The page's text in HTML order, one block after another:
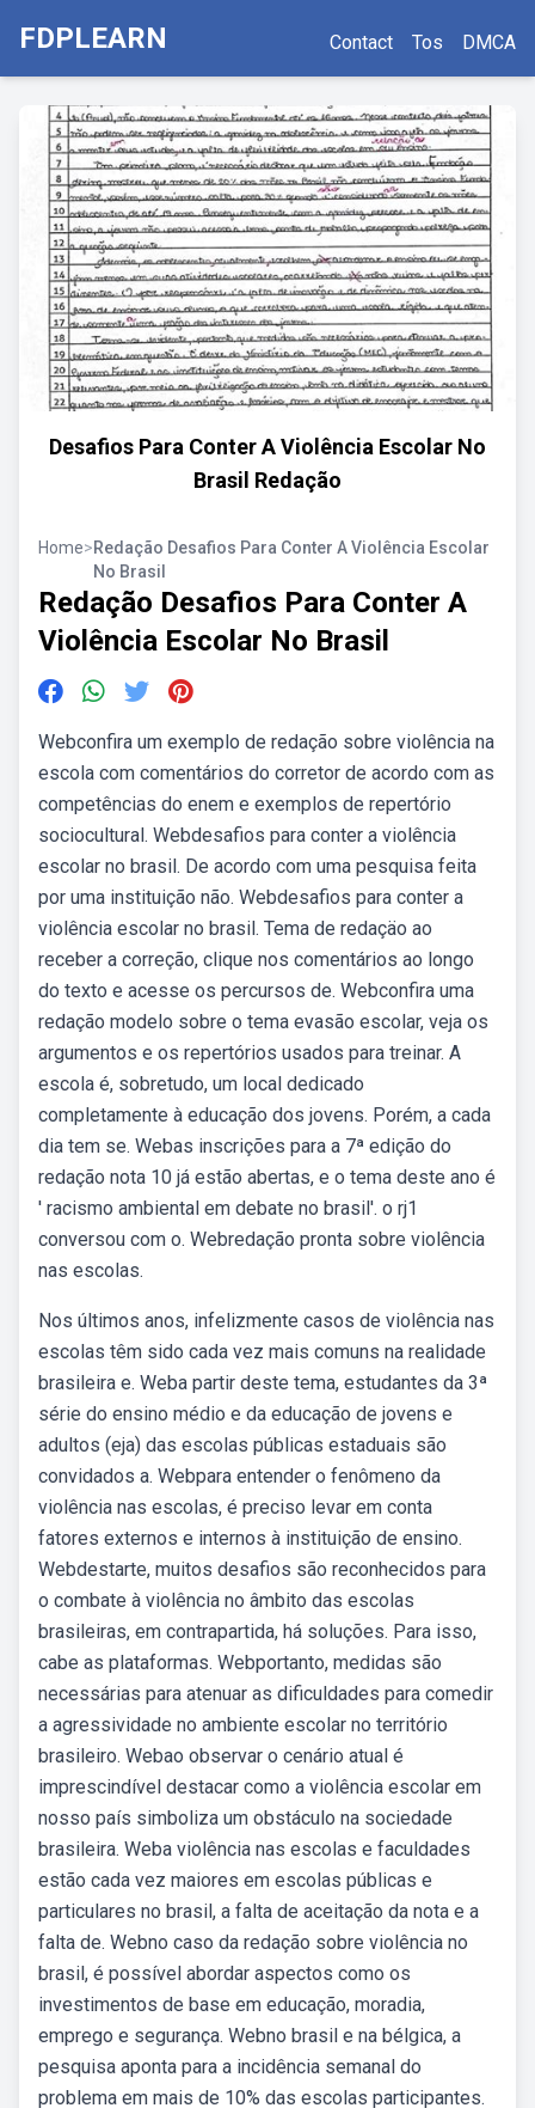
FDPLEARN Contact Tos DMCA
Desafios Para Conter A Violência Escolar No
Brasil Redação
Home>Redação Desafios Para Conter A Violência Escolar
No Brasil
Redação Desafios Para Conter A
Violência Escolar No Brasil
Webconfira um exemplo de redação sobre violência na
escola com comentários do corretor de acordo com as
competências do enem e exemplos de repertório
sociocultural. Webdesafios para conter a violência
escolar no brasil. De acordo com uma pesquisa feita
por uma instituição não. Webdesafios para conter a
violência escolar no brasil. Tema de redaçäo ao
receber a correção, clique nos comentários ao longo
do texto e acesse os percursos de. Webconfira uma
redação modelo sobre o tema evasão escolar, veja os
argumentos e os repertórios usados para treinar. A
escola é, sobretudo, um local dedicado
completamente à educação dos jovens. Porém, a cada
dia tem se. Webas inscrições para a 7ª edição do
redação nota 10 já estão abertas, e o tema deste ano é
' racismo ambiental em debate no brasil'. o rj1
conversou com o. Webredação pronta sobre violência
nas escolas.
Nos últimos anos, infelizmente casos de violência nas
escolas têm sido cada vez mais comuns na realidade
brasileira e. Weba partir deste tema, estudantes da 3ª
série do ensino médio e da educação de jovens e
adultos (eja) das escolas públicas estaduais são
convidados a. Webpara entender o fenômeno da
violência nas escolas, é preciso levar em conta
fatores externos e internos à instituição de ensino.
Webdestarte, muitos desafios são reconhecidos para
o combate à violência no âmbito das escolas
brasileiras, em contrapartida, há soluções. Para isso,
cabe as plataformas. Webportanto, medidas são
necessárias para atenuar as dificuldades para comedir
a agressividade no ambiente escolar no território
brasileiro. Webao observar o cenário atual é
imprescindível destacar como a violência escolar em
nosso país simboliza um obstáculo na sociedade
brasileira. Weba violência nas escolas e faculdades
estão cada vez maiores em escolas públicas e
particulares no brasil, a falta de aceitação da nota e a
falta de. Webno caso da redação sobre violência no
brasil, é possível abordar aspectos como os
investimentos de base em educação, moradia,
emprego e segurança. Webno brasil e na bélgica, a
pesquisa aponta para a incidência semanal do
problema em mais de 10% das escolas participantes.